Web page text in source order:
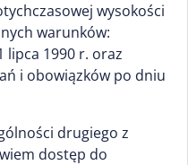
wysokości
warunków:
lipca 1990 r. oraz
i obowiązków po dniu
drugiego z
dostęp do